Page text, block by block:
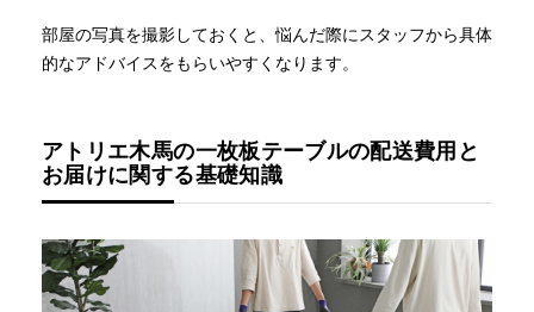
部屋の写真を撮影しておくと、悩んだ際にスタッフから具体
的なアドバイスをもらいやすくなります。
アトリエ木馬の一枚板テーブルの配送費用と
お届けに関する基礎知識